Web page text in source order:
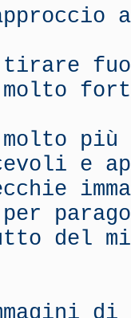
tirare
molto
e
del
di